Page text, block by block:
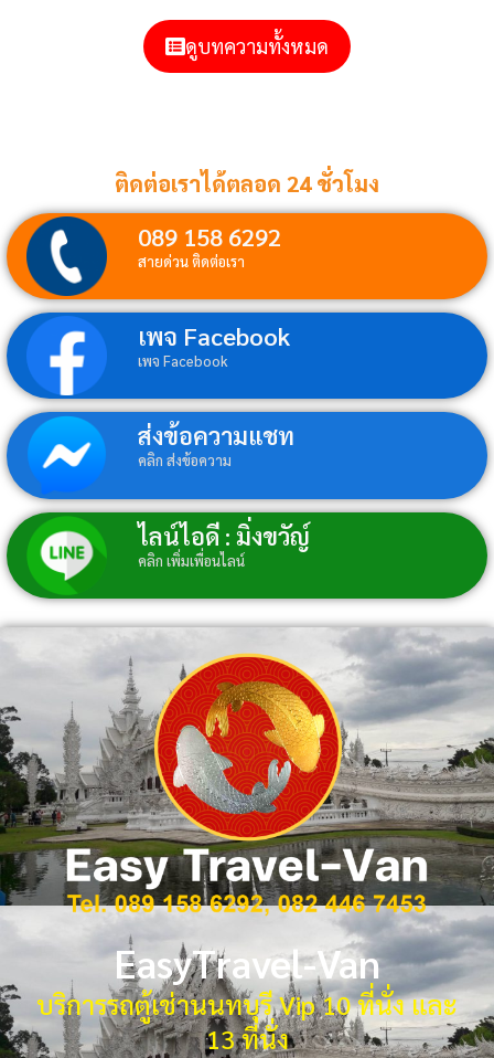
ดูบทความทั้งหมด
ติดต่อเราได้ตลอด 24 ชั่วโมง
089 158 6292
สายด่วน ติดต่อเรา
เพจ Facebook
เพจ Facebook
ส่งข้อความแชท
คลิก ส่งข้อความ
ไลน์ไอดี : มิ่งขวัญ์
คลิก เพิ่มเพื่อนไลน์
EasyTravel-Van
บริการรถตู้เช่านนทบุรี Vip 10 ที่นั่ง และ
13 ที่นั่ง